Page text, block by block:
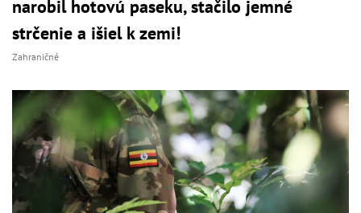
narobil hotovú paseku, stačilo jemné
strčenie a išiel k zemi!
Zahraničné